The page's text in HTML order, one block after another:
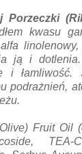
Porzeczki
kwasu
ją i dotlenia.
i łamliwość.
podrażnień,
Fruit Oil
TEA-